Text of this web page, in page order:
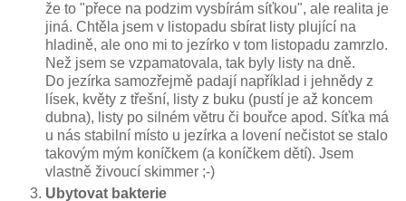
že to "přece na podzim vysbírám síťkou", ale realita je
jiná. Chtěla jsem v listopadu sbírat listy plující na
hladině, ale ono mi to jezírko v tom listopadu zamrzlo.
Než jsem se vzpamatovala, tak byly listy na dně.
Do jezírka samozřejmě padají například i jehnědy z
lísek, květy z třešní, listy z buku (pustí je až koncem
dubna), listy po silném větru či bouřce apod. Síťka má
u nás stabilní místo u jezírka a lovení nečistot se stalo
takovým mým koníčkem (a koníčkem dětí). Jsem
vlastně živoucí skimmer ;-)
Ubytovat bakterie